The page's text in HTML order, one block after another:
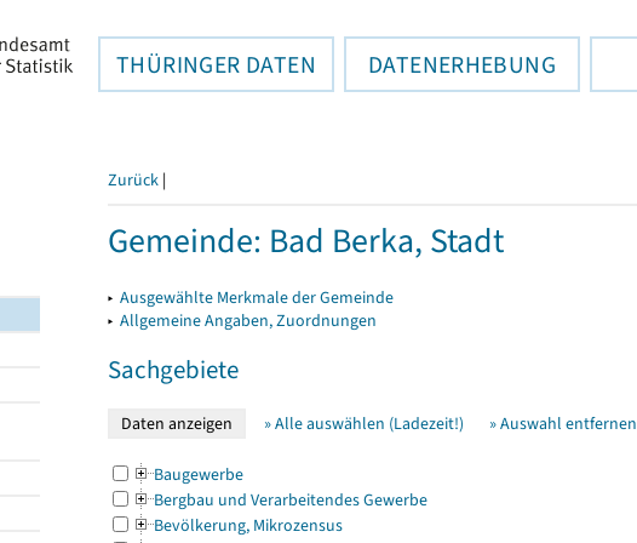
THÜRINGER DATEN DATENERHEBUNG
Zurück |
Gemeinde: Bad Berka, Stadt
▸ Ausgewählte Merkmale der Gemeinde
▸ Allgemeine Angaben, Zuordnungen
Sachgebiete
» Alle auswählen (Ladezeit!) » Auswahl entfernen
Baugewerbe
Bergbau und Verarbeitendes Gewerbe
Bevölkerung, Mikrozensus